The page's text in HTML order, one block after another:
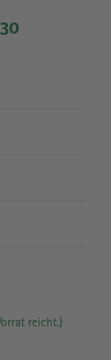
reicht.)